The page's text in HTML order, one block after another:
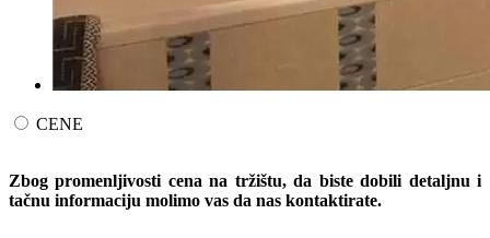
CENE
Zbog promenljivosti cena na tržištu, da biste dobili detaljnu i
tačnu informaciju molimo vas da nas kontaktirate.